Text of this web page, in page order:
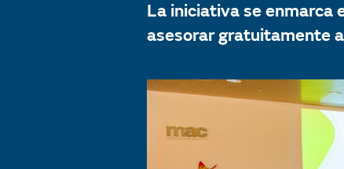
La iniciativa se enmarca
asesorar gratuitamente